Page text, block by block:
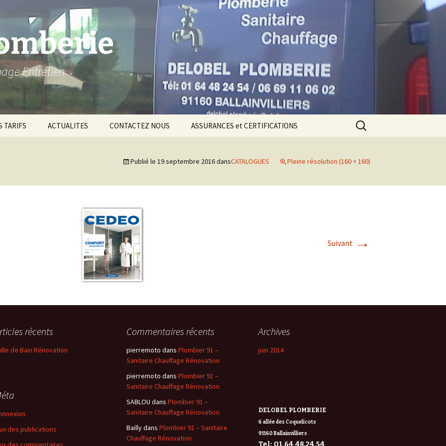
Entretien
TARIFS ACTUALITES CONTACTEZ NOUS ASSURANCES et CERTIFICATIONS
Rechercher :
Publié le 19 septembre 2016dansCATALOGUES Pleine résolution (160 × 160)
Suivant →
récents
de Bain Rénovation
Commentaires récents
pierremoto dans Plombier 91 –
Sanitaire Chauffage Rénovation
pierremoto dans Plombier 91 –
Sanitaire Chauffage Rénovation
SABLOU dans Plombier 91 –
Sanitaire Chauffage Rénovation
Baillydans Plombier 91 – Sanitaire
Chauffage Rénovation
Archives
juin 2014
des publications
DELOBEL PLOMBERIE
6 allée des Coquelicots
91160 Ballainvilliers
Tel: 01.64.48.24.54